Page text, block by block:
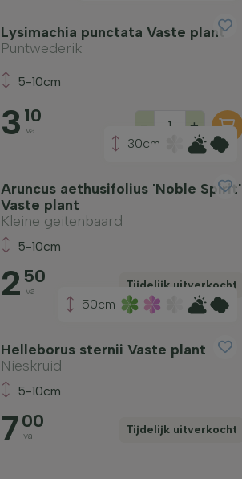
Lysimachia punctata Vaste plant
Puntwederik
5-10cm
3 10
va - +
30cm
Aruncus aethusifolius 'Noble Spirit'
Vaste plant
Kleine geitenbaard
5-10cm
2 50
va Tijdelijk uitverkocht
50cm
Helleborus sternii Vaste plant
Nieskruid
5-10cm
700
va Tijdelijk uitverkocht